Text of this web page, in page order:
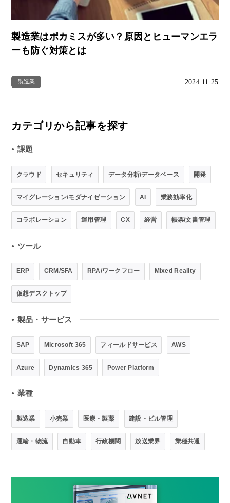
製造業はポカミスが多い？原因とヒューマンエラ
ーも防ぐ対策とは
製造業 2024.11.25
カテゴリから記事を探す
● 課題
クラウド セキュリティ データ分析/データベース 開発
マイグレーション/モダナイゼーション AI 業務効率化
コラボレーション 運用管理 CX 経営 帳票/文書管理
● ツール
ERP CRM/SFA RPA/ワークフロー Mixed Reality
仮想デスクトップ
● 製品・サービス
SAP Microsoft 365 フィールドサービス AWS
Azure Dynamics 365 Power Platform
● 業種
製造業 小売業 医療・製薬 建設・ビル管理
運輸・物流 自動車 行政機関 放送業界 業種共通